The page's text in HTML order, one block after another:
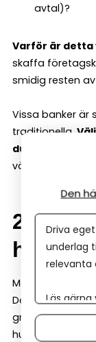
avtal)?
Varför är detta
skaffa
smidig resten
Vissa banker är
traditionella.
du har privat,
välj en bank där
2.
Många jämför
Det blir lätt för
grundläggande
hundralappar i
Den
Driva
underlag
relevanta
Läs gärna
Om du